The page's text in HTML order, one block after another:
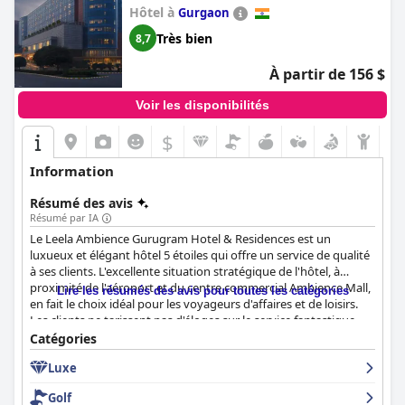
serviable.
Dans l'ensemble, le Crowne Plaza Today Gurugram, un hôtel
IHG, se distingue par son excellent emplacement, ses
somptueux petits-déjeuners, ses hébergements confortables et
propres et son personnel amical, assurant un séjour des plus
relaxants et agréables pour les clients.
Hôtel à Gurgaon
8,7 Très bien
À partir de 156 $
Voir les disponibilités
$
Information
Résumé des avis
Résumé par IA
Le Leela Ambience Gurugram Hotel & Residences est un
luxueux et élégant hôtel 5 étoiles qui offre un service de qualité
à ses clients. L'excellente situation stratégique de l'hôtel, à
proximité de l'aéroport et du centre commercial Ambience Mall,
en fait le choix idéal pour les voyageurs d'affaires et de loisirs.
Les clients ne tarissent pas d'éloges sur le service fantastique
fourni par le personnel courtois, amical et serviable qui se
surpasse pour satisfaire les clients et rendre leur séjour
confortable. L'hôtel dispose de chambres propres, spacieuses et
luxueuses avec des lits somptueux et de superbes vues. Le petit
déjeuner est impressionnant, avec un large choix d'options
Lire les résumés des avis pour toutes les catégories
Catégories
Luxe
Golf